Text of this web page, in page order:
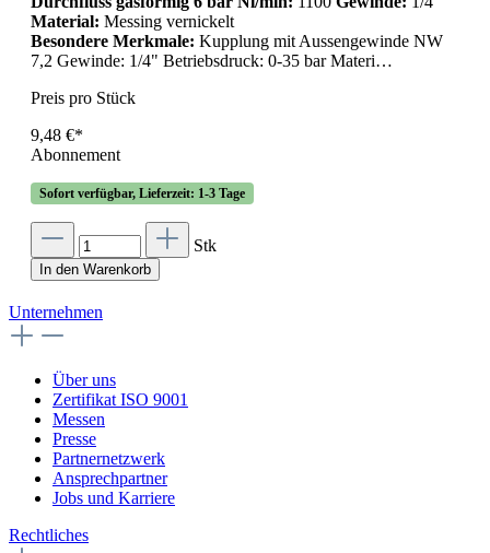
Material: Messing vernickelt
Besondere Merkmale: Kupplung mit Aussengewinde NW
7,2 Gewinde: 1/4" Betriebsdruck: 0-35 bar Materi…
Preis pro Stück
9,48 €*
Abonnement
Sofort verfügbar, Lieferzeit: 1-3 Tage
Stk
In den Warenkorb
Unternehmen
Über uns
Zertifikat ISO 9001
Messen
Presse
Partnernetzwerk
Ansprechpartner
Jobs und Karriere
Rechtliches